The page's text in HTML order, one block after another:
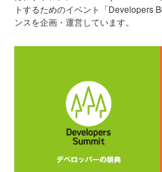
トするためのイベント「Developers
ンスを企画・運営しています。